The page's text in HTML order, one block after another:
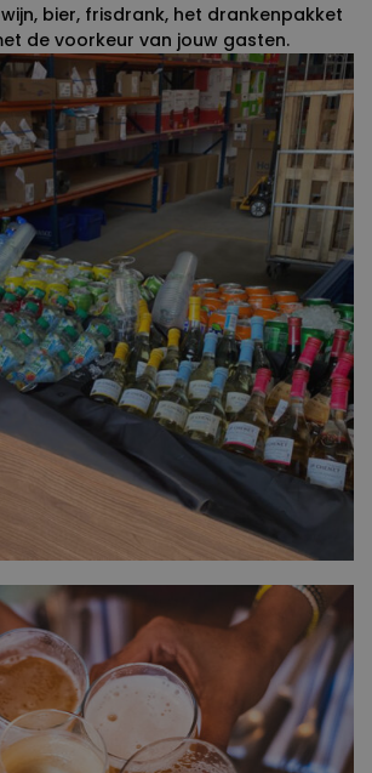
wijn, bier, frisdrank, het drankenpakket
de voorkeur van jouw gasten.